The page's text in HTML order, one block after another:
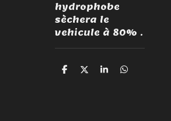
hydrophobe
sèchera le
vehicule à 80% .
P
P
P
P